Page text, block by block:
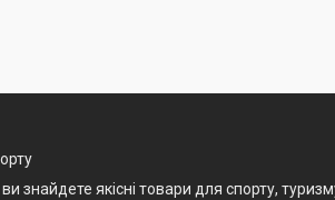
якісні товари для спорту,